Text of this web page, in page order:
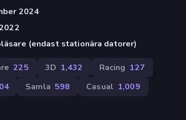
2024
(endast stationära datorer)
225 3D 1,432 Racing 127
Samla 598 Casual 1,009